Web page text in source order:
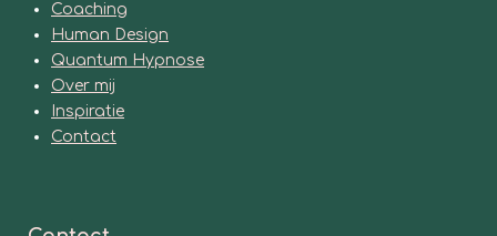
Coaching
Human Design
Quantum Hypnose
Over mij
Inspiratie
Contact